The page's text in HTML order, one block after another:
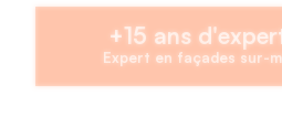
+15 ans
Expert en façades sur-